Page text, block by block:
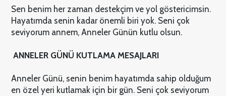
Sen benim her zaman destekçim ve yol göstericimsin.
Hayatımda senin kadar önemli biri yok. Seni çok
seviyorum annem, Anneler Günün kutlu olsun.
ANNELER GÜNÜ KUTLAMA MESAJLARI
Anneler Günü, senin benim hayatımda sahip olduğum
en özel yeri kutlamak için bir gün. Seni çok seviyorum